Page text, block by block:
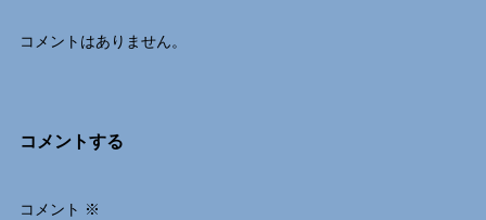
コメントはありません。
コメントする
コメント ※